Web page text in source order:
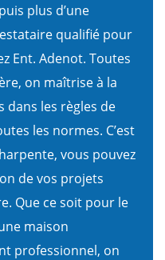
plus d’une
qualifié pour
Ent. Adenot. Toutes
on maîtrise à la
dans les règles de
les normes. C’est
vous pouvez
de vos projets
Que ce soit pour le
maison
professionnel, on